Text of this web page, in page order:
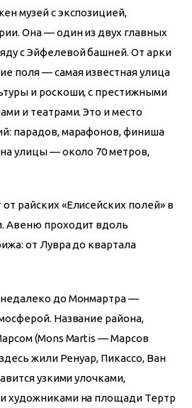
музей с экспозицией,
Она — один из двух главных
с Эйфелевой башней. От арки
поля — самая известная улица
и роскоши, с престижными
и театрами. Это и место
парадов, марафонов, финиша
улицы — около 70 метров,
райских «Елисейских полей» в
Авеню проходит вдоль
от Лувра до квартала
до Монмартра —
Название района,
(Mons Martis — Марсов
жили Ренуар, Пикассо, Ван
узкими улочками,
художниками на площади Тертр